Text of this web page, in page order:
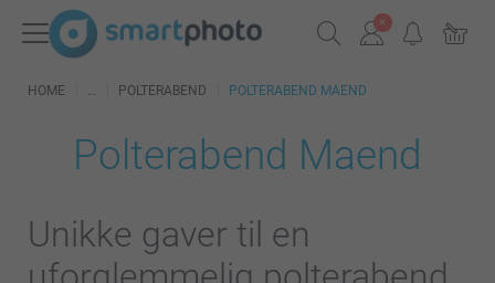
HOME POLTERABEND POLTERABEND MAEND
Polterabend Maend
Unikke gaver til en